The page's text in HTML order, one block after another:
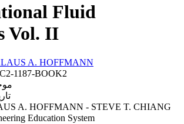
Fluid
Vol. II
A. HOFFMANN
1187-BOOK2
A. HOFFMANN - STEVE T. CHIANG
Education System